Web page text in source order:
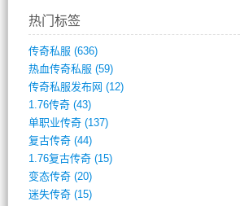
热门标签
传奇私服 (636)
热血传奇私服 (59)
传奇私服发布网 (12)
1.76传奇(43)
单职业传奇(137)
复古传奇(44)
1.76复古传奇(15)
变态传奇(20)
迷失传奇(15)